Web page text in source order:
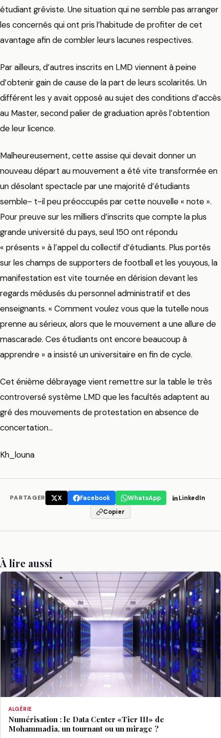
étudiant gréviste. Une situation qui ne semble pas arranger
les concernés qui ont pris l’habitude de profiter de cet
avantage afin de combler leurs lacunes respectives.
Par ailleurs, d’autres inscrits en LMD viennent à peine
d’obtenir gain de cause de la part de leurs scolarités. Un
différent les y avait opposé au sujet des conditions d’accès
au Master, second palier de graduation après l’obtention
de leur licence.
Malheureusement, cette assise qui devait donner un
nouveau départ au mouvement a été vite transformée en
un désolant spectacle par une majorité d’étudiants
semble- t-il peu préoccupés par cette nouvelle « note ».
Pour preuve sur les milliers d’inscrits que compte la plus
grande université du pays, seul 150 ont répondu
« présents » à l’appel du collectif d’étudiants. Plus portés
sur les champs de supporters de football et les youyous, la
manifestation est vite tournée en dérision devant les
regards médusés du personnel administratif et des
enseignants. « Comment voulez vous que la tutelle nous
prenne au sérieux, alors que le mouvement a une allure de
mascarade. Ces étudiants ont encore beaucoup à
apprendre » a insisté un universitaire en fin de cycle.
Cet énième débrayage vient remettre sur la table le très
controversé système LMD que les facultés adaptent au
gré des mouvements de protestation en absence de
concertation…
Kh_louna
PARTAGER X Facebook WhatsApp
LinkedIn
Copier
À lire aussi
ALGÉRIE
Numérisation : le Data Center «Tier III» de
Mohammadia, un tournant ou un mirage ?